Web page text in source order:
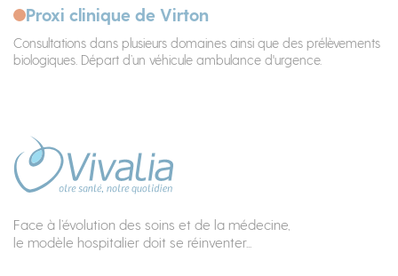
Proxi clinique de Virton
Consultations dans plusieurs domaines ainsi que des prélèvements
biologiques. Départ d’un véhicule ambulance d'urgence.
Face à l’évolution des soins et de la médecine,
le modèle hospitalier doit se réinventer...